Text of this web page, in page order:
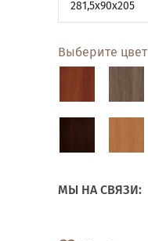
281,5x90x205
Выберите цвет
МЫ НА СВЯЗИ: